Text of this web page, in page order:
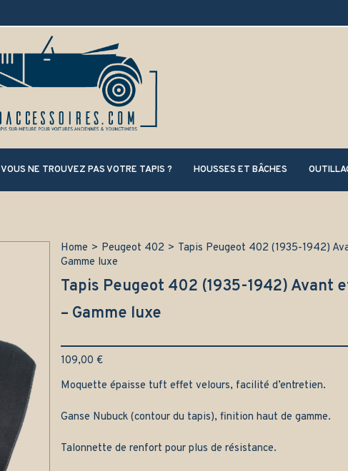
VOUS NE TROUVEZ PAS VOTRE TAPIS ? HOUSSES ET BÂCHES
Home > Peugeot 402 > Tapis Peugeot 402 (1935-1942)
Gamme luxe
Tapis Peugeot 402 (1935-1942) Avant
– Gamme luxe
109,00 €
Moquette épaisse tuft effet velours, facilité d’entretien.
Ganse Nubuck (contour du tapis), finition haut de gamme.
Talonnette de renfort pour plus de résistance.